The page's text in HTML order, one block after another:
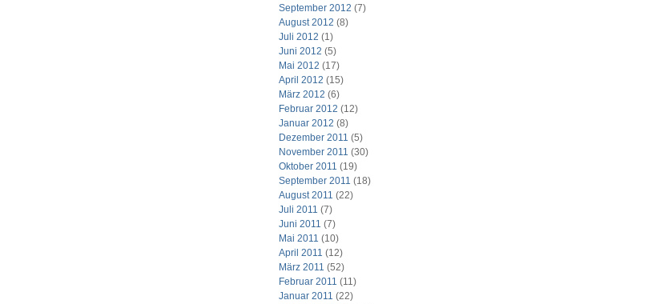
September 2012 (7)
August 2012 (8)
Juli 2012 (1)
Juni 2012 (5)
Mai 2012 (17)
April 2012 (15)
März 2012 (6)
Februar 2012 (12)
Januar 2012 (8)
Dezember 2011 (5)
November 2011 (30)
Oktober 2011 (19)
September 2011 (18)
August 2011 (22)
Juli 2011 (7)
Juni 2011 (7)
Mai 2011 (10)
April 2011 (12)
März 2011 (52)
Februar 2011 (11)
Januar 2011 (22)